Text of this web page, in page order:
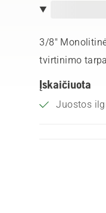
3/8"
tvirtinimo
Įskaičiuota
Juostos